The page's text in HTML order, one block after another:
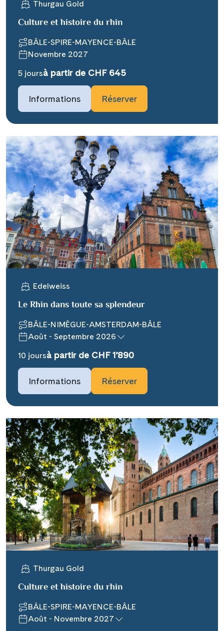
Teile diese Reise
### headline_default does not exist in
object type Ausflug ###
Facebook
Messenger
X
WhatsApp
Telegram
per E-Mail senden
Link kopieren
### beschreibung_headline_default
does not exist in object type Ausflug
###
Thurgau Gold
Culture et histoire du rhin
BÂLE-SPIRE-MAYENCE-BÂLE
Novembre 2027
5 joursà partir de CHF 645
Informations Réserver
Edelweiss
Le Rhin dans toute sa splendeur
BÂLE-NIMÈGUE-AMSTERDAM-BÂLE
Août - Septembre 2026
10 joursà partir de CHF 1’890
Informations Réserver
Thurgau Gold
Culture et histoire du rhin
BÂLE-SPIRE-MAYENCE-BÂLE
Août - Novembre 2027